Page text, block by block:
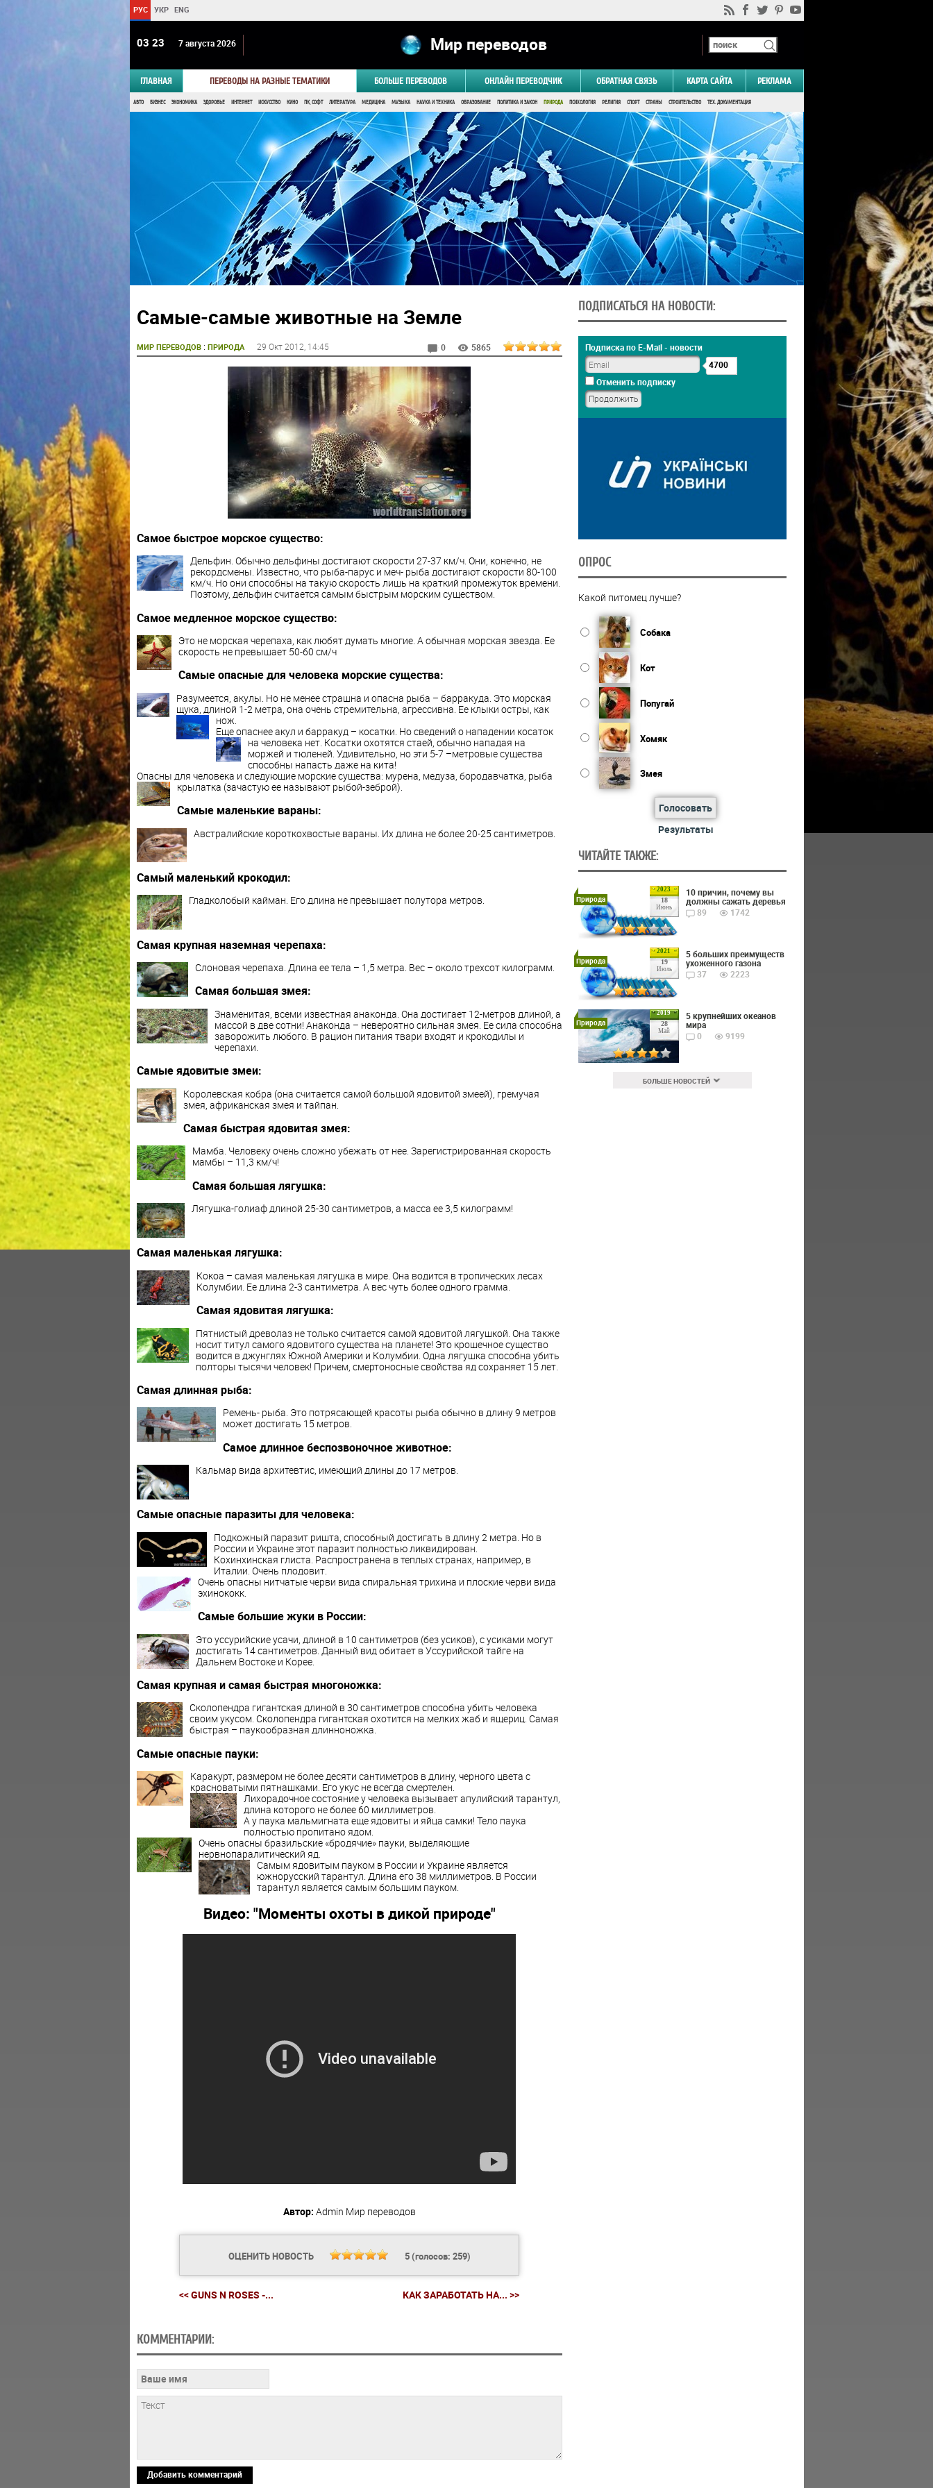
РУС УКР ENG
03:23 7 августа 2026 Мир переводов
ГЛАВНАЯ ПЕРЕВОДЫ НА РАЗНЫЕ ТЕМАТИКИ БОЛЬШЕ ПЕРЕВОДОВ ОНЛАЙН ПЕРЕВОДЧИК ОБРАТНАЯ СВЯЗЬ КАРТА САЙТА РЕКЛАМА
АВТО БИЗНЕС ЭКОНОМИКА ЗДОРОВЬЕ ИНТЕРНЕТ ИСКУССТВО КИНО ПК, СОФТ ЛИТЕРАТУРА МЕДИЦИНА МУЗЫКА НАУКА И ТЕХНИКА ОБРАЗОВАНИЕ ПОЛИТИКА И ЗАКОН ПРИРОДА ПСИХОЛОГИЯ РЕЛИГИЯ СПОРТ СТРАНЫ СТРОИТЕЛЬСТВО ТЕХ. ДОКУМЕНТАЦИЯ
Самые-самые животные на Земле
МИР ПЕРЕВОДОВ: ПРИРОДА 29 Окт 2012 , 14:45 0 5865
Самое быстрое морское существо:
Дельфин. Обычно дельфины достигают скорости 27-37 км/ч. Они, конечно, не
рекордсмены. Известно, что рыба-парус и меч- рыба достигают скорости 80-100
км/ч. Но они способны на такую скорость лишь на краткий промежуток времени.
Поэтому, дельфин считается самым быстрым морским существом.
Самое медленное морское существо:
Это не морская черепаха, как любят думать многие. А обычная морская звезда. Ее
скорость не превышает 50-60 см/ч
Самые опасные для человека морские существа:
Разумеется, акулы. Но не менее страшна и опасна рыба – барракуда. Это морская
щука, длиной 1-2 метра, она очень стремительна, агрессивна. Ее клыки остры, как
нож.
Еще опаснее акул и барракуд – косатки. Но сведений о нападении косаток
на человека нет. Косатки охотятся стаей, обычно нападая на
моржей и тюленей. Удивительно, но эти 5-7 –метровые существа
способны напасть даже на кита!
Опасны для человека и следующие морские существа: мурена, медуза, бородавчатка, рыба
крылатка (зачастую ее называют рыбой-зеброй).
Самые маленькие вараны:
Австралийские короткохвостые вараны. Их длина не более 20-25 сантиметров.
Самый маленький крокодил:
Гладколобый кайман. Его длина не превышает полутора метров.
Самая крупная наземная черепаха:
Слоновая черепаха. Длина ее тела – 1,5 метра. Вес – около трехсот килограмм.
Самая большая змея:
Знаменитая, всеми известная анаконда. Она достигает 12-метров длиной, а
массой в две сотни! Анаконда – невероятно сильная змея. Ее сила способна
заворожить любого. В рацион питания твари входят и крокодилы и
черепахи.
Самые ядовитые змеи:
Королевская кобра (она считается самой большой ядовитой змеей), гремучая
змея, африканская змея и тайпан.
Самая быстрая ядовитая змея:
Мамба. Человеку очень сложно убежать от нее. Зарегистрированная скорость
мамбы – 11,3 км/ч!
Самая большая лягушка:
Лягушка-голиаф длиной 25-30 сантиметров, а масса ее 3,5 килограмм!
Самая маленькая лягушка:
Кокоа – самая маленькая лягушка в мире. Она водится в тропических лесах
Колумбии. Ее длина 2-3 сантиметра. А вес чуть более одного грамма.
Самая ядовитая лягушка:
Пятнистый древолаз не только считается самой ядовитой лягушкой. Она также
носит титул самого ядовитого существа на планете! Это крошечное существо
водится в джунглях Южной Америки и Колумбии. Одна лягушка способна убить
полторы тысячи человек! Причем, смертоносные свойства яд сохраняет 15 лет.
Самая длинная рыба:
Ремень- рыба. Это потрясающей красоты рыба обычно в длину 9 метров
может достигать 15 метров.
Самое длинное беспозвоночное животное:
Кальмар вида архитевтис, имеющий длины до 17 метров.
Самые опасные паразиты для человека:
Подкожный паразит ришта, способный достигать в длину 2 метра. Но в
России и Украине этот паразит полностью ликвидирован.
Кохинхинская глиста. Распространена в теплых странах, например, в
Италии. Очень плодовит.
Очень опасны нитчатые черви вида спиральная трихина и плоские черви вида
эхинококк.
Самые большие жуки в России:
Это уссурийские усачи, длиной в 10 сантиметров (без усиков), с усиками могут
достигать 14 сантиметров. Данный вид обитает в Уссурийской тайге на
Дальнем Востоке и Корее.
Самая крупная и самая быстрая многоножка:
Сколопендра гигантская длиной в 30 сантиметров способна убить человека
своим укусом. Сколопендра гигантская охотится на мелких жаб и ящериц. Самая
быстрая – паукообразная длинноножка.
Самые опасные пауки:
Каракурт, размером не более десяти сантиметров в длину, черного цвета с
красноватыми пятнашками. Его укус не всегда смертелен.
Лихорадочное состояние у человека вызываетапулийский тарантул,
длина которого не более 60 миллиметров.
А у паука мальмигната еще ядовиты и яйца самки! Тело паука
полностью пропитано ядом.
Очень опасны бразильские «бродячие» пауки, выделяющие
нервнопаралитический яд.
Самым ядовитым пауком в России и Украине является
южнорусский тарантул. Длина его 38 миллиметров. В России
тарантул является самым большим пауком.
Видео: "Моменты охоты в дикой природе"
Автор: Admin Мир переводов
ОЦЕНИТЬ НОВОСТЬ 5(голосов: 259)
<< GUNS N ROSES -... КАК ЗАРАБОТАТЬ НА... >>
КОММЕНТАРИИ:
Добавить комментарий
ПОДПИСАТЬСЯ НА НОВОСТИ:
Подписка по E-Mail - новости
4700
Отменить подписку
ОПРОС
Какой питомец лучше?
Собака
Кот
Попугай
Хомяк
Змея
Голосовать
Результаты
ЧИТАЙТЕ ТАКЖЕ:
2023
18
Июнь
Природа
10 причин, почему вы
должны сажать деревья
89
1742
2021
19
Июль
Природа
5 больших преимуществ
ухоженного газона
37
2223
2019
28
Май
Природа
5 крупнейших океанов
мира
0
9199
БОЛЬШЕ НОВОСТЕЙ